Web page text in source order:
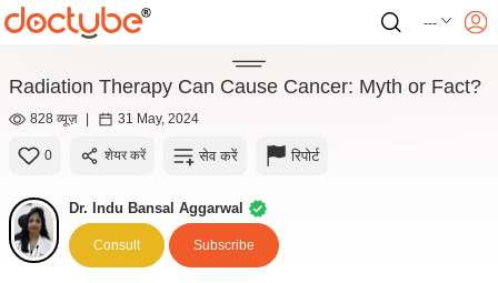
---
Radiation Therapy Can Cause Cancer: Myth or Fact?
828 व्यूज़ | 31 May, 2024
0 शेयर करें सेव करें रिपोर्ट
Dr. Indu Bansal Aggarwal
Consult Subscribe